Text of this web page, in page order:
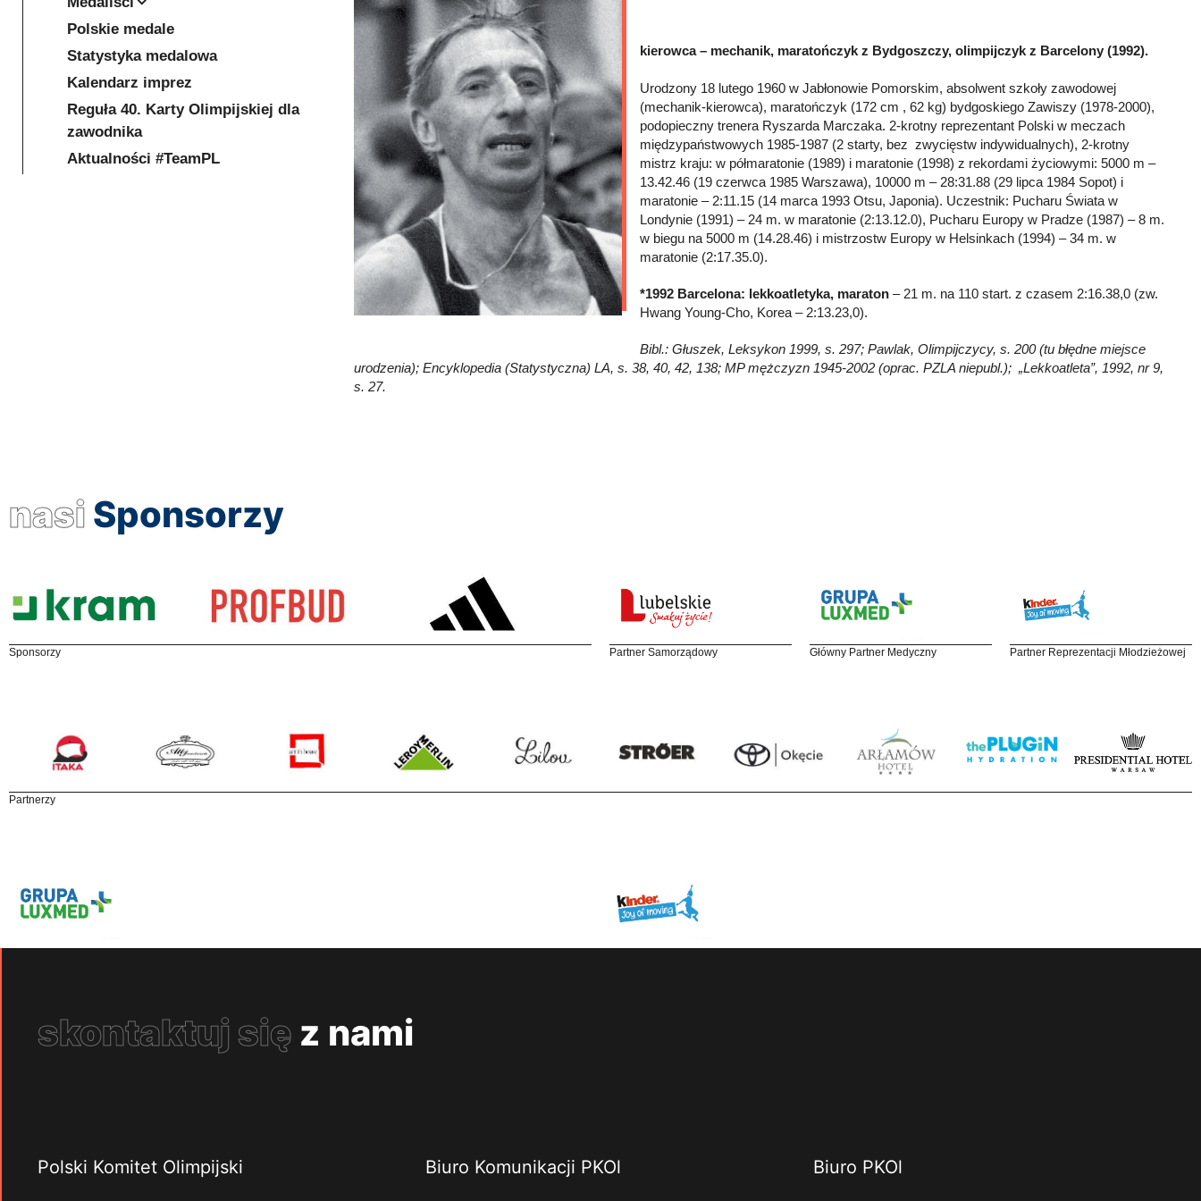
kierowca – mechanik, maratończyk z Bydgoszczy, olimpijczyk z Barcelony (1992).
Urodzony 18 lutego 1960 w Jabłonowie Pomorskim, absolwent szkoły zawodowej
(mechanik-kierowca), maratończyk (172 cm , 62 kg) bydgoskiego Zawiszy (1978-2000),
podopieczny trenera Ryszarda Marczaka. 2-krotny reprezentant Polski w meczach
międzypaństwowych 1985-1987 (2 starty, bez zwycięstw indywidualnych), 2-krotny
mistrz kraju: w półmaratonie (1989) i maratonie (1998) z rekordami życiowymi: 5000 m –
13.42.46 (19 czerwca 1985 Warszawa), 10000 m – 28:31.88 (29 lipca 1984 Sopot) i
maratonie – 2:11.15 (14 marca 1993 Otsu, Japonia). Uczestnik: Pucharu Świata w
Londynie (1991) – 24 m. w maratonie (2:13.12.0), Pucharu Europy w Pradze (1987) – 8 m.
w biegu na 5000 m (14.28.46) i mistrzostw Europy w Helsinkach (1994) – 34 m. w
maratonie (2:17.35.0).
*1992 Barcelona: lekkoatletyka, maraton – 21 m. na 110 start. z czasem 2:16.38,0 (zw.
Hwang Young-Cho, Korea – 2:13.23,0).
Bibl.: Głuszek, Leksykon 1999, s. 297; Pawlak, Olimpijczycy, s. 200 (tu błędne miejsce
urodzenia); Encyklopedia (Statystyczna) LA, s. 38, 40, 42, 138; MP mężczyzn 1945-2002 (oprac. PZLA niepubl.); „Lekkoatleta”, 1992, nr 9,
s. 27.
Polskie medale
Statystyka medalowa
Kalendarz imprez
Reguła 40. Karty Olimpijskiej dla
zawodnika
Aktualności #TeamPL
nasi Sponsorzy
Sponsorzy Partner Samorządowy Główny Partner Medyczny Partner Reprezentacji Młodzieżowej
Partnerzy
skontaktuj się z nami
Polski Komitet Olimpijski Biuro Komunikacji PKOl Biuro PKOl